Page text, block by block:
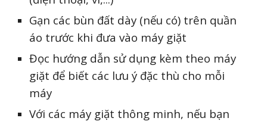
Gạn các bùn đất dày (nếu có) trên quần
áo trước khi đưa vào máy giặt
Đọc hướng dẫn sử dụng kèm theo máy
giặt để biết các lưu ý đặc thù cho mỗi
máy
Với các máy giặt thông minh, nếu bạn